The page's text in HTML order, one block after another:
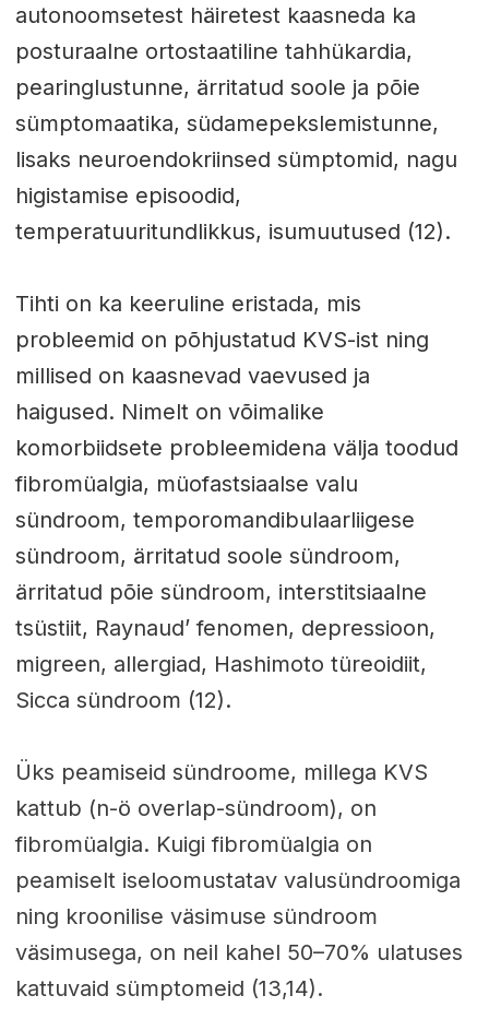
autonoomsetest häiretest kaasneda ka
posturaalne ortostaatiline tahhükardia,
pearinglustunne, ärritatud soole ja põie
sümptomaatika, südamepekslemistunne,
lisaks neuroendokriinsed sümptomid, nagu
higistamise episoodid,
temperatuuritundlikkus, isumuutused (12).
Tihti on ka keeruline eristada, mis
probleemid on põhjustatud KVS-ist ning
millised on kaasnevad vaevused ja
haigused. Nimelt on võimalike
komorbiidsete probleemidena välja toodud
fibromüalgia, müofastsiaalse valu
sündroom, temporomandibulaarliigese
sündroom, ärritatud soole sündroom,
ärritatud põie sündroom, interstitsiaalne
tsüstiit, Raynaud’ fenomen, depressioon,
migreen, allergiad, Hashimoto türeoidiit,
Sicca sündroom (12).
Üks peamiseid sündroome, millega KVS
kattub (n-ö overlap-sündroom), on
fibromüalgia. Kuigi fibromüalgia on
peamiselt iseloomustatav valusündroomiga
ning kroonilise väsimuse sündroom
väsimusega, on neil kahel 50–70% ulatuses
kattuvaid sümptomeid (13,14).